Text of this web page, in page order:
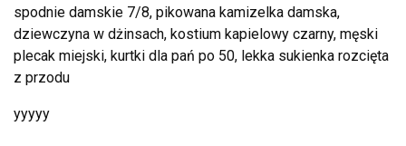
spodnie damskie 7/8, pikowana kamizelka damska,
dziewczyna w dżinsach, kostium kapielowy czarny, męski
plecak miejski, kurtki dla pań po 50, lekka sukienka rozcięta
z przodu
yyyyy